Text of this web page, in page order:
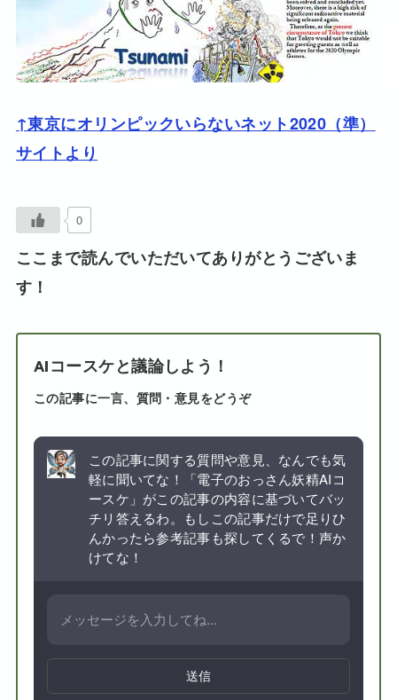
↑東京にオリンピックいらないネット2020（準）
サイトより
0
ここまで読んでいただいてありがとうございま
す！
AIコースケと議論しよう！
この記事に一言、質問・意見をどうぞ
この記事に関する質問や意見、なんでも気
軽に聞いてな！「電子のおっさん妖精AIコ
ースケ」がこの記事の内容に基づいてバッ
チリ答えるわ。もしこの記事だけで足りひ
んかったら参考記事も探してくるで！声か
けてな！
送信